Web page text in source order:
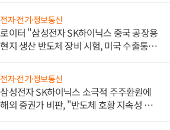
전자·전기·정보통신
로이터 "삼성전자 SK하이닉스 중국 공장용
현지 생산 반도체 장비 시험, 미국 수출통제
전자·전기·정보통신
삼성전자 SK하이닉스 소극적 주주환원에
해외 증권가 비판, "반도체 호황 지속성 의